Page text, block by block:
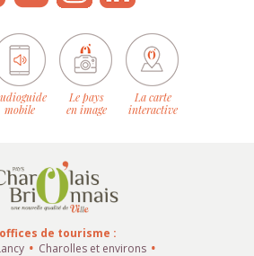
mobile
Le pays
en image
La carte
interactive
de tourisme :
Charolles et environs